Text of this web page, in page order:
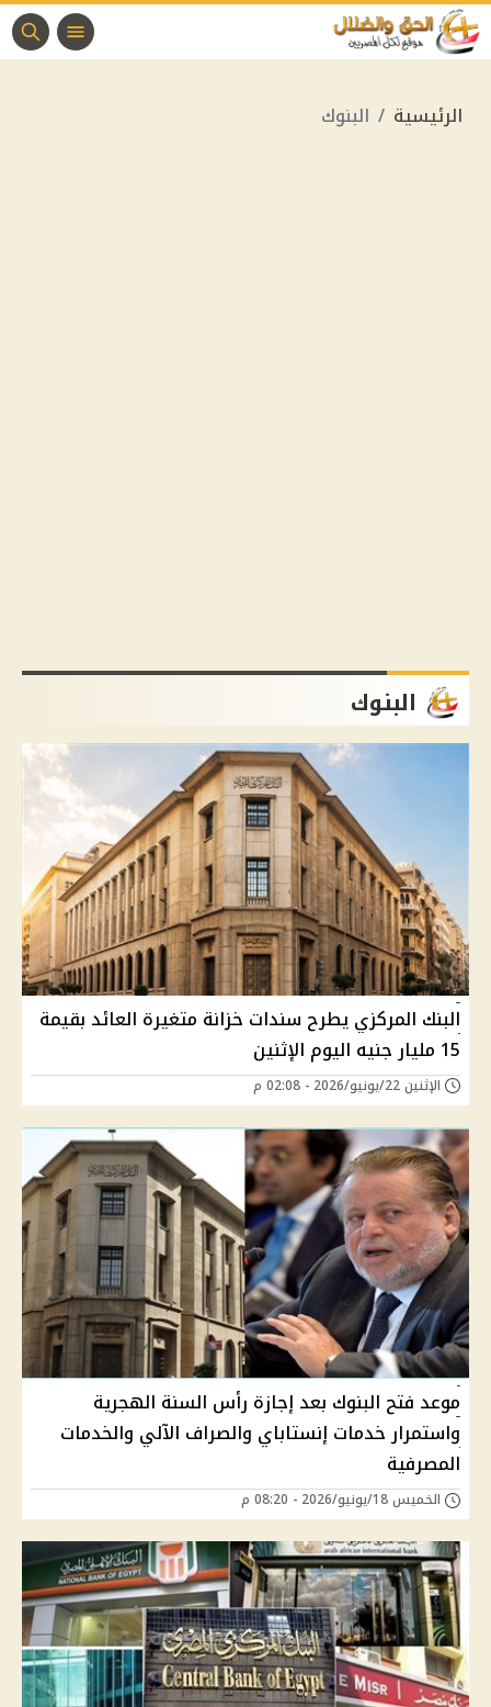
الرئيسية البنوك
البنوك
البنك المركزي يطرح سندات خزانة متغيرة العائد بقيمة
15 مليار جنيه اليوم الإثنين
الإثنين 22/يونيو/2026 - 02:08 م
موعد فتح البنوك بعد إجازة رأس السنة الهجرية
واستمرار خدمات إنستاباي والصراف الآلي والخدمات
المصرفية
الخميس 18/يونيو/2026 - 08:20 م